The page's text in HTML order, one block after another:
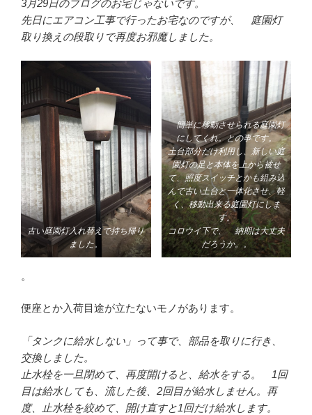
3月29日のブログのお宅じゃないです。
先日にエアコン工事で行ったお宅なのですが、 庭園灯
取り換えの段取りで再度お邪魔しました。
古い庭園灯入れ替えで持ち帰り
ました。
簡単に移動させられる庭園灯
にしてくれ。との事です。
土台部分だけ利用し、新しい庭
園灯の足と本体を上から被せ
て、照度スイッチとかも組み込
んで古い土台と一体化させ、軽
く、移動出来る庭園灯にしま
す。
コロウイ下で、 納期は大丈夫
だろうか。。
。
便座とか入荷目途が立たないモノがあります。
「タンクに給水しない」って事で、部品を取りに行き、
交換しました。
止水栓を一旦閉めて、再度開けると、給水をする。 1回
目は給水しても、流した後、2回目が給水しません。再
度、止水栓を絞めて、開け直すと1回だけ給水します。